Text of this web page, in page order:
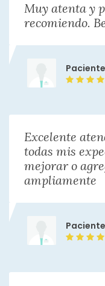
Muy atenta y
recomiendo.
Paciente
Excelente
todas mis
mejorar o
ampliamente
Paciente